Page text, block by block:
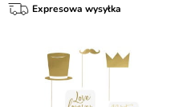
Expresowa wysyłka